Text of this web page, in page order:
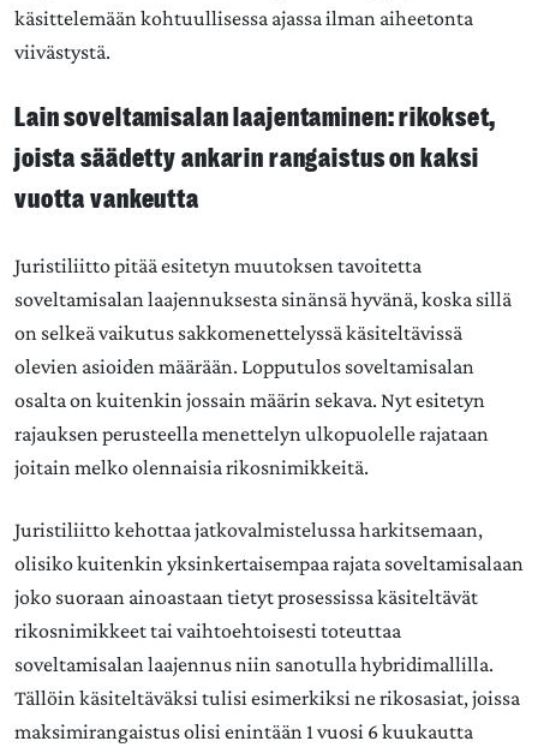
käsittelemään kohtuullisessa ajassa ilman aiheetonta
viivästystä.
Lain soveltamisalan laajentaminen: rikokset,
joista säädetty ankarin rangaistus on kaksi
vuotta vankeutta
Juristiliitto pitää esitetyn muutoksen tavoitetta
soveltamisalan laajennuksesta sinänsä hyvänä, koska sillä
on selkeä vaikutus sakkomenettelyssä käsiteltävissä
olevien asioiden määrään. Lopputulos soveltamisalan
osalta on kuitenkin jossain määrin sekava. Nyt esitetyn
rajauksen perusteella menettelyn ulkopuolelle rajataan
joitain melko olennaisia rikosnimikkeitä.
Juristiliitto kehottaa jatkovalmistelussa harkitsemaan,
olisiko kuitenkin yksinkertaisempaa rajata soveltamisalaan
joko suoraan ainoastaan tietyt prosessissa käsiteltävät
rikosnimikkeet tai vaihtoehtoisesti toteuttaa
soveltamisalan laajennus niin sanotulla hybridimallilla.
Tällöin käsiteltäväksi tulisi esimerkiksi ne rikosasiat, joissa
maksimirangaistus olisi enintään 1 vuosi 6 kuukautta